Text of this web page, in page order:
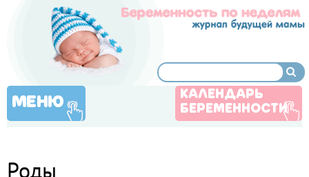
МЕНЮ
КАЛЕНДАРЬ
БЕРЕМЕННОСТИ
Роды